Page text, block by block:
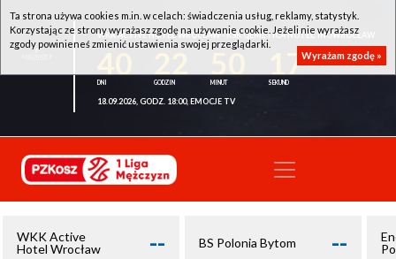
WKK ACTIVE HOTEL WROCŁAW - KSK QEMETICA NOTEĆ INOWROCŁAW
17
18.09.2026, GODZ. 18:00, EMOCJE TV
WKK Active
Hotel Wrocław
-- BS Polonia Bytom --
Ta strona używa cookies m.in. w celach: świadczenia usług, reklamy, statystyk.
Korzystając ze strony wyrażasz zgodę na używanie cookie. Jeżeli nie wyrażasz
zgody powinieneś zmienić ustawienia swojej przeglądarki.
Wyrażam zgodę »